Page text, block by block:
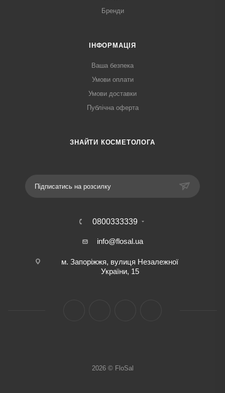
Бренди
ІНФОРМАЦІЯ
Ваша безпека
Умови оплати
Умови доставки
Публічна оферта
ЗНАЙТИ КОСМЕТОЛОГА
Підписатись на розсилку
0800333339
info@flosal.ua
м. Запоріжжя, вулиця Незалежної
України, 15
2026 © FloSal